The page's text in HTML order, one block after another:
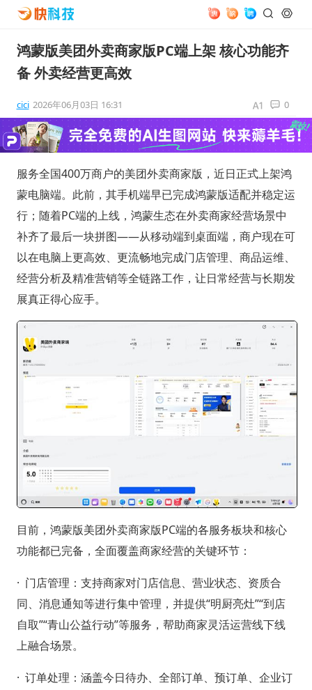
鸿蒙版美团外卖商家版PC端上架 核心功能齐
备 外卖经营更高效
cici 2026年06月03日 16:31 0
服务全国400万商户的美团外卖商家版，近日正式上架鸿
蒙电脑端。此前，其手机端早已完成鸿蒙版适配并稳定运
行；随着PC端的上线，鸿蒙生态在外卖商家经营场景中
补齐了最后一块拼图——从移动端到桌面端，商户现在可
以在电脑上更高效、更流畅地完成门店管理、商品运维、
经营分析及精准营销等全链路工作，让日常经营与长期发
展真正得心应手。
目前，鸿蒙版美团外卖商家版PC端的各服务板块和核心
功能都已完备，全面覆盖商家经营的关键环节：
· 门店管理：支持商家对门店信息、营业状态、资质合
同、消息通知等进行集中管理，并提供“明厨亮灶”“到店
自取”“青山公益行动”等服务，帮助商家灵活运营线下线
上融合场景。
· 订单处理：涵盖今日待办、全部订单、预订单、企业订